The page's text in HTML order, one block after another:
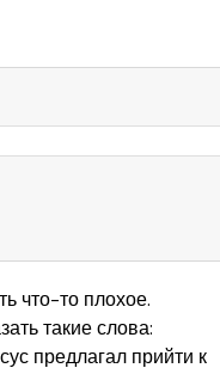
что-то плохое.
такие слова:
предлагал прийти к